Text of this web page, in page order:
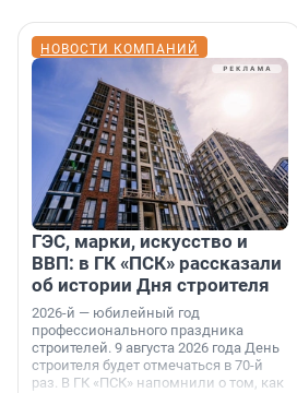
НОВОСТИ КОМПАНИЙ
ГЭС, марки, искусство и
ВВП: в ГК «ПСК» рассказали
об истории Дня строителя
2026-й — юбилейный год
профессионального праздника
строителей. 9 августа 2026 года День
строителя будет отмечаться в 70-й
раз. В ГК «ПСК» напомнили о том, как